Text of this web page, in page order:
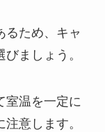
るため、キャ
ましょう。
室温を一定に
意します。